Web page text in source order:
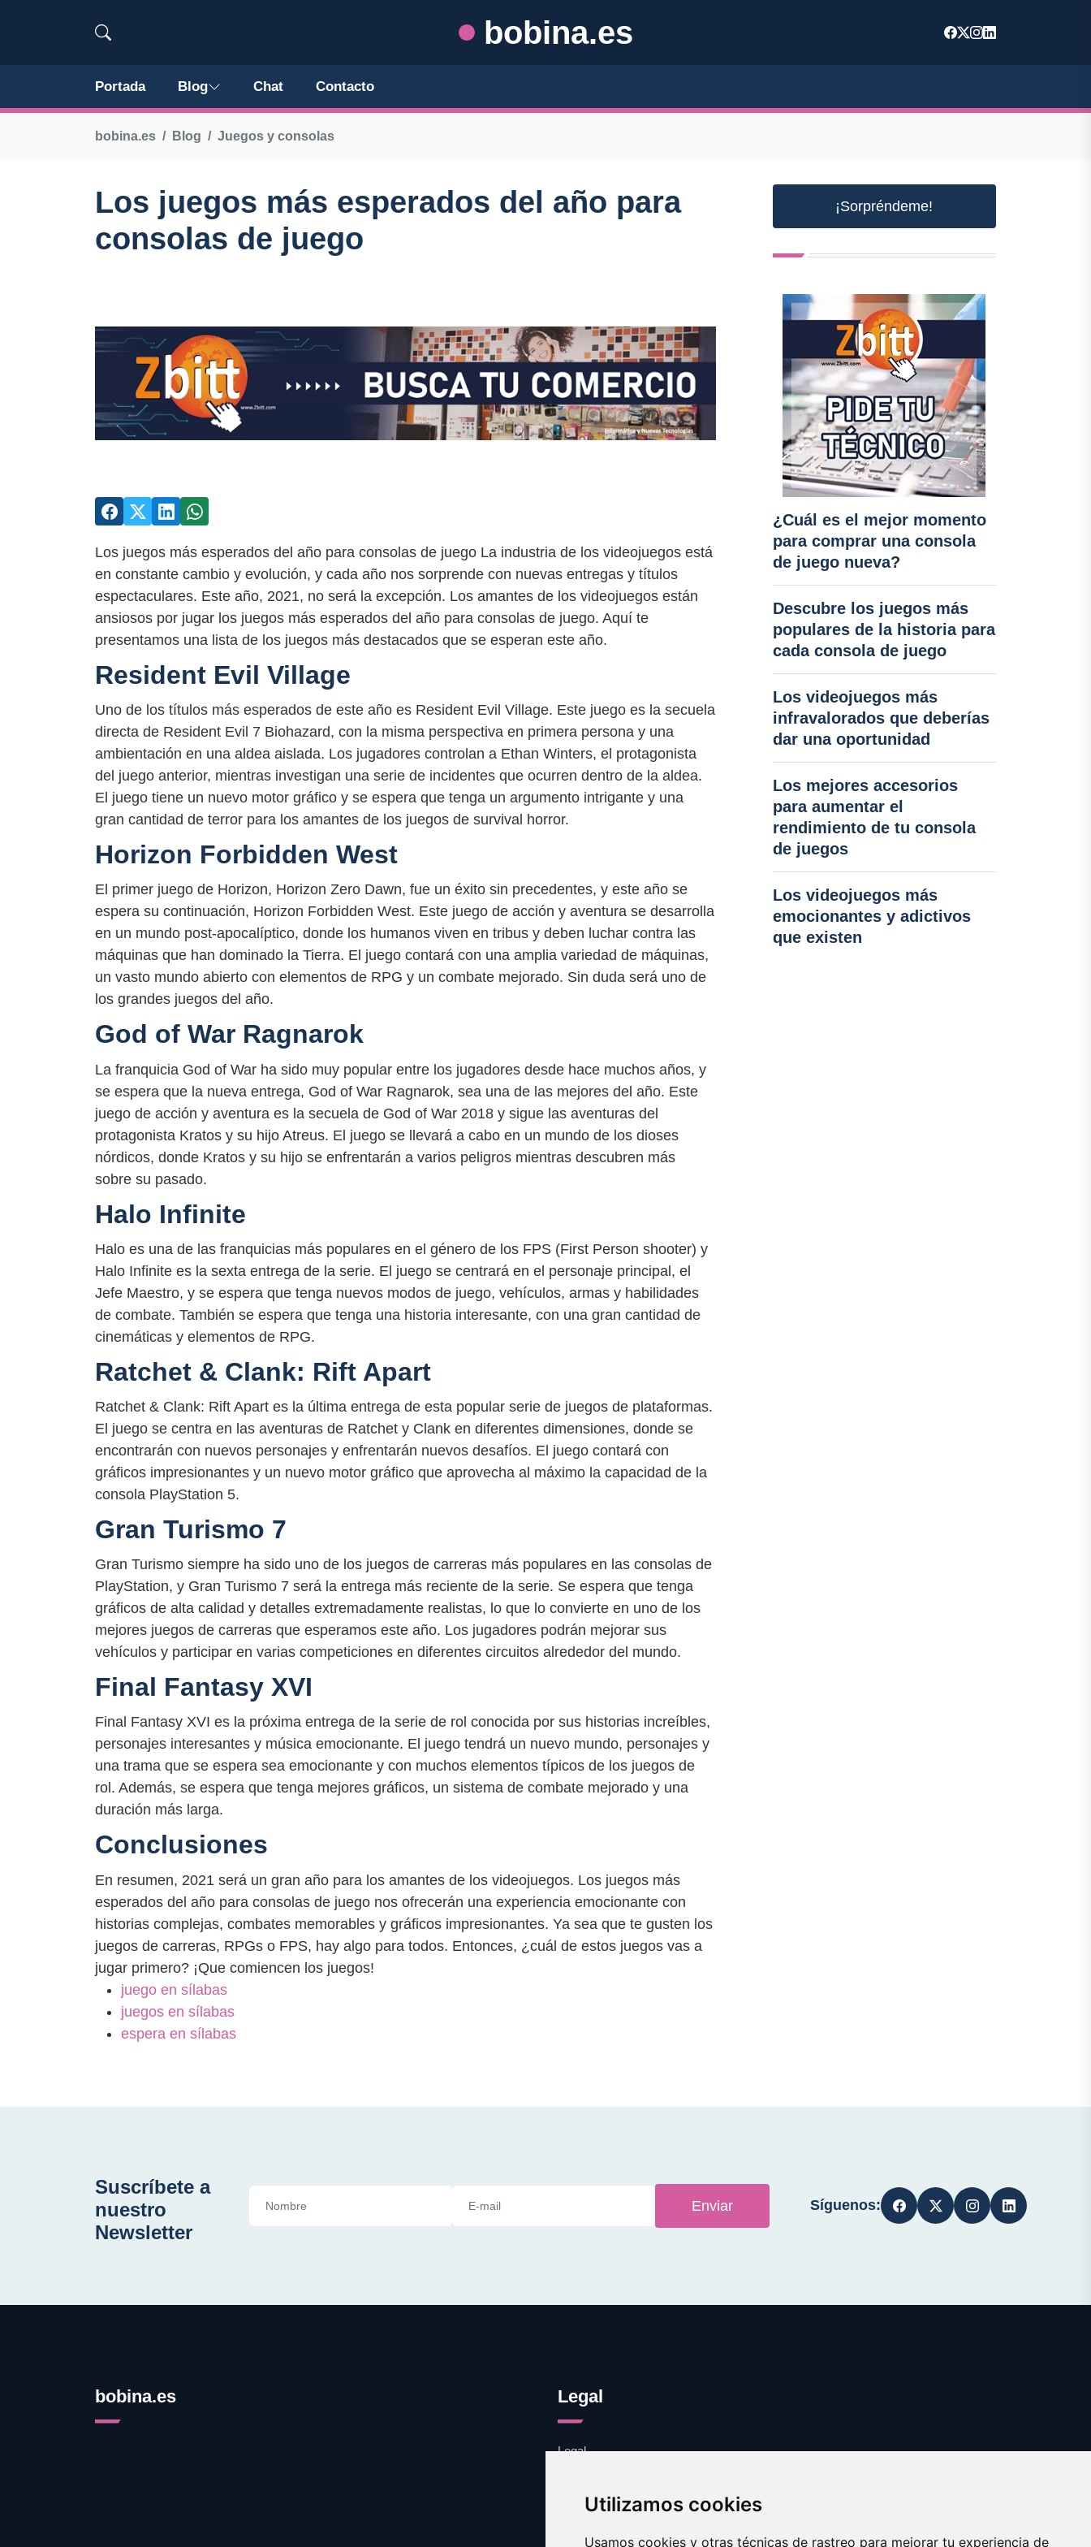
Utilizamos cookies
Usamos cookies y otras técnicas de rastreo para mejorar tu experiencia de
bobina.es
Portada Blog Chat Contacto
bobina.es Blog Juegos y consolas
Los juegos más esperados del año para
consolas de juego
Los juegos más esperados del año para consolas de juego La industria de los videojuegos está
en constante cambio y evolución, y cada año nos sorprende con nuevas entregas y títulos
espectaculares. Este año, 2021, no será la excepción. Los amantes de los videojuegos están
ansiosos por jugar los juegos más esperados del año para consolas de juego. Aquí te
presentamos una lista de los juegos más destacados que se esperan este año.
Resident Evil Village
Uno de los títulos más esperados de este año es Resident Evil Village. Este juego es la secuela
directa de Resident Evil 7 Biohazard, con la misma perspectiva en primera persona y una
ambientación en una aldea aislada. Los jugadores controlan a Ethan Winters, el protagonista
del juego anterior, mientras investigan una serie de incidentes que ocurren dentro de la aldea.
El juego tiene un nuevo motor gráfico y se espera que tenga un argumento intrigante y una
gran cantidad de terror para los amantes de los juegos de survival horror.
Horizon Forbidden West
El primer juego de Horizon, Horizon Zero Dawn, fue un éxito sin precedentes, y este año se
espera su continuación, Horizon Forbidden West. Este juego de acción y aventura se desarrolla
en un mundo post-apocalíptico, donde los humanos viven en tribus y deben luchar contra las
máquinas que han dominado la Tierra. El juego contará con una amplia variedad de máquinas,
un vasto mundo abierto con elementos de RPG y un combate mejorado. Sin duda será uno de
los grandes juegos del año.
God of War Ragnarok
La franquicia God of War ha sido muy popular entre los jugadores desde hace muchos años, y
se espera que la nueva entrega, God of War Ragnarok, sea una de las mejores del año. Este
juego de acción y aventura es la secuela de God of War 2018 y sigue las aventuras del
protagonista Kratos y su hijo Atreus. El juego se llevará a cabo en un mundo de los dioses
nórdicos, donde Kratos y su hijo se enfrentarán a varios peligros mientras descubren más
sobre su pasado.
Halo Infinite
Halo es una de las franquicias más populares en el género de los FPS (First Person shooter) y
Halo Infinite es la sexta entrega de la serie. El juego se centrará en el personaje principal, el
Jefe Maestro, y se espera que tenga nuevos modos de juego, vehículos, armas y habilidades
de combate. También se espera que tenga una historia interesante, con una gran cantidad de
cinemáticas y elementos de RPG.
Ratchet & Clank: Rift Apart
Ratchet & Clank: Rift Apart es la última entrega de esta popular serie de juegos de plataformas.
El juego se centra en las aventuras de Ratchet y Clank en diferentes dimensiones, donde se
encontrarán con nuevos personajes y enfrentarán nuevos desafíos. El juego contará con
gráficos impresionantes y un nuevo motor gráfico que aprovecha al máximo la capacidad de la
consola PlayStation 5.
Gran Turismo 7
Gran Turismo siempre ha sido uno de los juegos de carreras más populares en las consolas de
PlayStation, y Gran Turismo 7 será la entrega más reciente de la serie. Se espera que tenga
gráficos de alta calidad y detalles extremadamente realistas, lo que lo convierte en uno de los
mejores juegos de carreras que esperamos este año. Los jugadores podrán mejorar sus
vehículos y participar en varias competiciones en diferentes circuitos alrededor del mundo.
Final Fantasy XVI
Final Fantasy XVI es la próxima entrega de la serie de rol conocida por sus historias increíbles,
personajes interesantes y música emocionante. El juego tendrá un nuevo mundo, personajes y
una trama que se espera sea emocionante y con muchos elementos típicos de los juegos de
rol. Además, se espera que tenga mejores gráficos, un sistema de combate mejorado y una
duración más larga.
Conclusiones
En resumen, 2021 será un gran año para los amantes de los videojuegos. Los juegos más
esperados del año para consolas de juego nos ofrecerán una experiencia emocionante con
historias complejas, combates memorables y gráficos impresionantes. Ya sea que te gusten los
juegos de carreras, RPGs o FPS, hay algo para todos. Entonces, ¿cuál de estos juegos vas a
jugar primero? ¡Que comiencen los juegos!
juego en sílabas
juegos en sílabas
espera en sílabas
¡Sorpréndeme!
¿Cuál es el mejor momento
para comprar una consola
de juego nueva?
Descubre los juegos más
populares de la historia para
cada consola de juego
Los videojuegos más
infravalorados que deberías
dar una oportunidad
Los mejores accesorios
para aumentar el
rendimiento de tu consola
de juegos
Los videojuegos más
emocionantes y adictivos
que existen
Suscríbete a
nuestro
Newsletter
Enviar Síguenos:
bobina.es Legal
Legal
Contacto